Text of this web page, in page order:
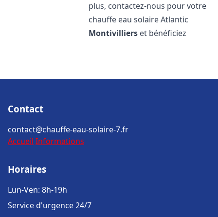
plus, contactez-nous pour votre
chauffe eau solaire Atlantic
Montivilliers et bénéficiez
Contact
contact@chauffe-eau-solaire-7.fr
Accueil Informations
Horaires
Lun-Ven: 8h-19h
Service d'urgence 24/7